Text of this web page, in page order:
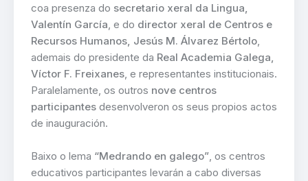
coa presenza do secretario xeral da Lingua,
Valentín García , e do director xeral de Centros e
Recursos Humanos, Jesús M. Álvarez Bértolo
ademais do presidente da Real Academia Galega,
Víctor F. Freixanes , e representantes institucionais.
Paralelamente, os outros nove centros
participantes desenvolveron os seus propios actos
de inauguración.
Baixo o lema “Medrando en galego” , os centros
educativos participantes levarán a cabo diversas